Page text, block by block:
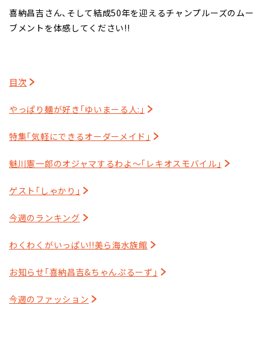
喜納昌吉さん､そして結成50年を迎えるチャンプルーズのムー
ブメントを体感してください!!
目次
やっぱり麺が好き｢ゆいまーる人:｣
特集｢気軽にできるオーダーメイド｣
魅川憲一郎のオジャマするわよ～｢レキオスモバイル｣
ゲスト｢しゃかり｣
今週のランキング
わくわくがいっぱい!!美ら海水族館
お知らせ｢喜納昌吉&ちゃんぷるーず｣
今週のファッション